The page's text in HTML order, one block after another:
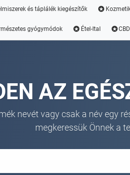
és táplálék kiegészítők
gyógymódok Étel-Ital
AZ
nevét vagy csak a név egy
megkeressük Önnek a